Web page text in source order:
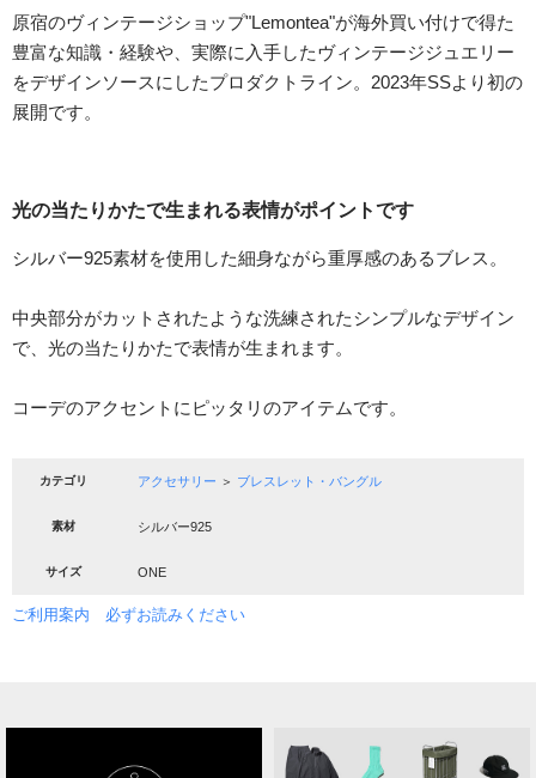
原宿のヴィンテージショップ"Lemontea"が海外買い付けで得た
豊富な知識・経験や、実際に入手したヴィンテージジュエリー
をデザインソースにしたプロダクトライン。2023年SSより初の
展開です。
光の当たりかたで生まれる表情がポイントです
シルバー925素材を使用した細身ながら重厚感のあるブレス。
中央部分がカットされたような洗練されたシンプルなデザイン
で、光の当たりかたで表情が生まれます。
コーデのアクセントにピッタリのアイテムです。
カテゴリ アクセサリー ＞ ブレスレット・バングル
素材 シルバー925
サイズ ONE
ご利用案内 必ずお読みください